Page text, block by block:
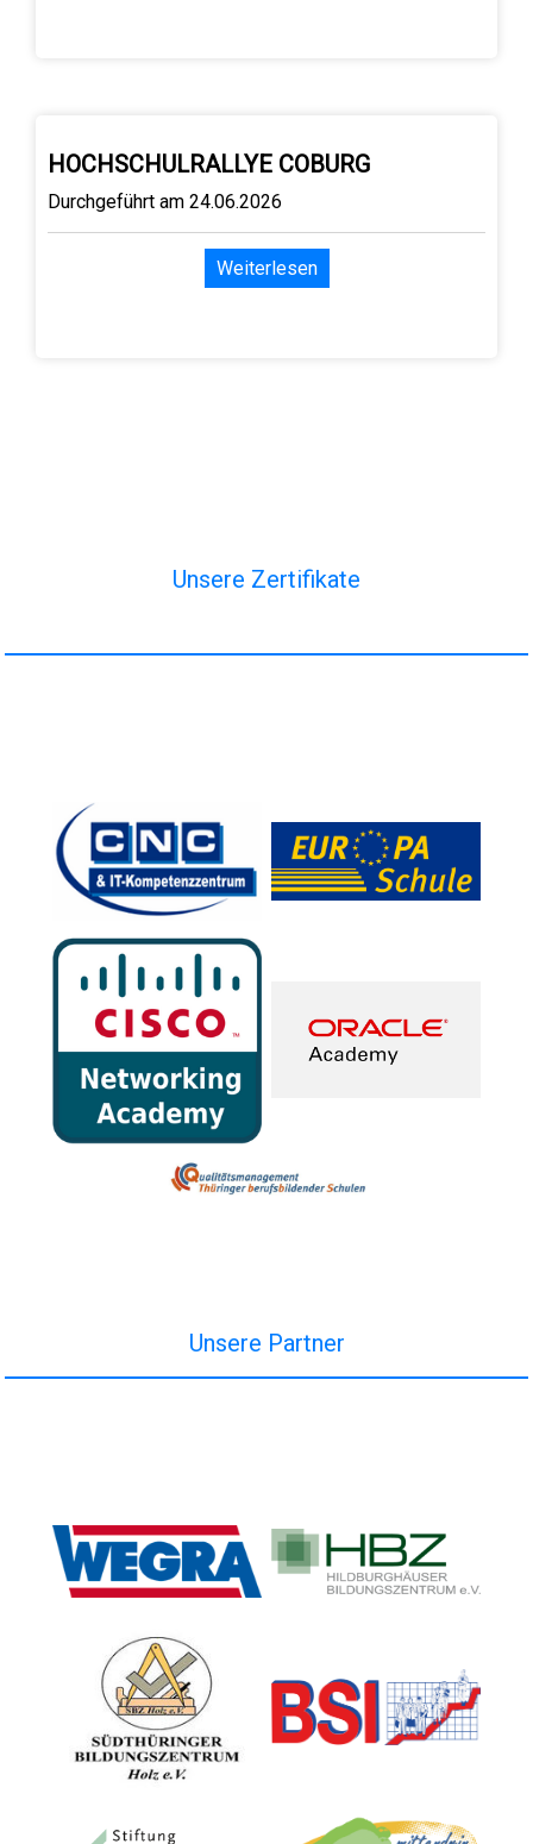
HOCHSCHULRALLYE COBURG
Durchgeführt am 24.06.2026
Weiterlesen
Unsere Zertifikate
Unsere Partner